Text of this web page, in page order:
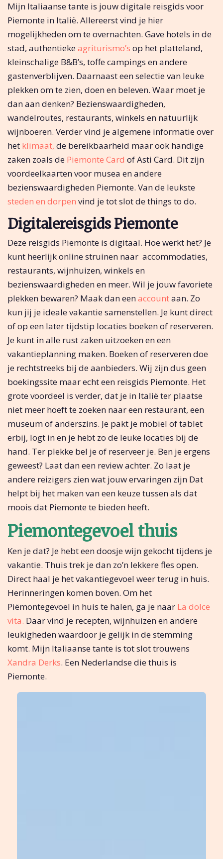
Mijn Italiaanse tante is jouw digitale reisgids voor
Piemonte in Italië. Allereerst vind je hier
mogelijkheden om te overnachten. Gave hotels in de
stad, authentiekeagriturismo’s op het platteland,
kleinschalige B&B’s, toffe campings en andere
gastenverblijven. Daarnaast een selectie van leuke
plekken om te zien, doen en beleven. Waar moet je
dan aan denken? Bezienswaardigheden,
wandelroutes, restaurants, winkels en natuurlijk
wijnboeren. Verder vind je algemene informatie over
het klimaat, de bereikbaarheid maar ook handige
zaken zoals de Piemonte Card of Asti Card. Dit zijn
voordeelkaarten voor musea en andere
bezienswaardigheden Piemonte. Van de leukste
steden en dorpen vind je tot slot de things to do.
Digitalereisgids Piemonte
Deze reisgids Piemonte is digitaal. Hoe werkt het? Je
kunt heerlijk online struinen naar accommodaties,
restaurants, wijnhuizen, winkels en
bezienswaardigheden en meer. Wil je jouw favoriete
plekken bewaren? Maak dan eenaccountaan. Zo
kun jij je ideale vakantie samenstellen. Je kunt direct
of op een later tijdstip locaties boeken of reserveren.
Je kunt in alle rust zaken uitzoeken en een
vakantieplanning maken. Boeken of reserveren doe
je rechtstreeks bij de aanbieders. Wij zijn dus geen
boekingssite maar echt een reisgids Piemonte. Het
grote voordeel is verder, dat je in Italië ter plaatse
niet meer hoeft te zoeken naar een restaurant, een
museum of anderszins. Je pakt je mobiel of tablet
erbij, logt in en je hebt zo de leuke locaties bij de
hand. Ter plekke bel je of reserveer je. Ben je ergens
geweest? Laat dan een review achter. Zo laat je
andere reizigers zien wat jouw ervaringen zijn Dat
helpt bij het maken van een keuze tussen als dat
moois dat Piemonte te bieden heeft.
Piemontegevoel thuis
Ken je dat? Je hebt een doosje wijn gekocht tijdens je
vakantie. Thuis trek je dan zo’n lekkere fles open.
Direct haal je het vakantiegevoel weer terug in huis.
Herinneringen komen boven. Om het
Piëmontegevoel in huis te halen, ga je naar La dolce
vita. Daar vind je recepten, wijnhuizen en andere
leukigheden waardoor je gelijk in de stemming
komt. Mijn Italiaanse tante is tot slot trouwens
Xandra Derks. Een Nederlandse die thuis is
Piemonte.